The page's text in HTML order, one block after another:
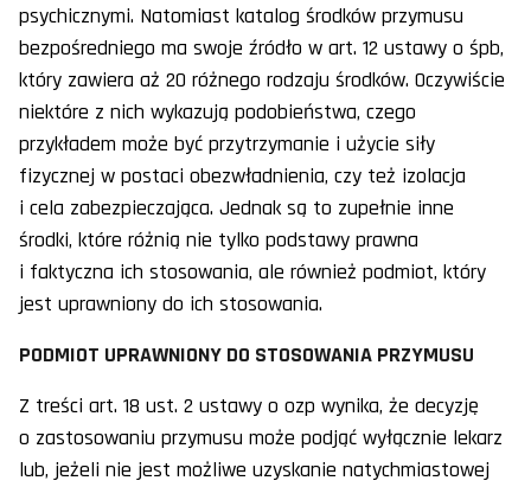
psychicznymi. Natomiast katalog środków przymusu
bezpośredniego ma swoje źródło w art. 12 ustawy o śpb,
który zawiera aż 20 różnego rodzaju środków. Oczywiście
niektóre z nich wykazują podobieństwa, czego
przykładem może być przytrzymanie i użycie siły
fizycznej w postaci obezwładnienia, czy też izolacja
i cela zabezpieczająca. Jednak są to zupełnie inne
środki, które różnią nie tylko podstawy prawna
i faktyczna ich stosowania, ale również podmiot, który
jest uprawniony do ich stosowania.
PODMIOT UPRAWNIONY DO STOSOWANIA PRZYMUSU
Z treści art. 18 ust. 2 ustawy o ozp wynika, że decyzję
o zastosowaniu przymusu może podjąć wyłącznie lekarz
lub, jeżeli nie jest możliwe uzyskanie natychmiastowej